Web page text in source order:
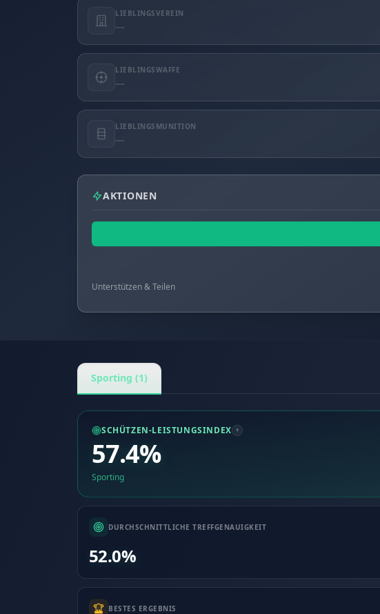
LIEBLINGSVEREIN
—
LIEBLINGSWAFFE
—
LIEBLINGSMUNITION
—
AKTIONEN
Unterstützen & Teilen
Sporting (1)
SCHÜTZEN-LEISTUNGSINDEX
57.4%
Sporting
DURCHSCHNITTLICHE TREFFGENAUIGKEIT
52.0%
BESTES ERGEBNIS